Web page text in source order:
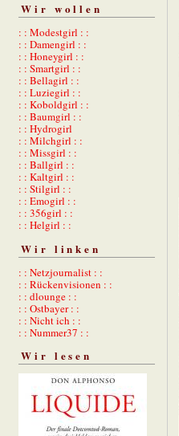
Wir wollen
: : Modestgirl : :
: : Damengirl : :
: : Honeygirl : :
: : Smartgirl : :
: : Bellagirl : :
: : Luziegirl : :
: : Koboldgirl : :
: : Baumgirl : :
: : Hydrogirl
: : Milchgirl : :
: : Missgirl : :
: : Ballgirl : :
: : Kaltgirl : :
: : Stilgirl : :
: : Emogirl : :
: : 356girl : :
: : Helgirl : :
Wir linken
: : Netzjournalist : :
: : Rückenvisionen : :
: : dlounge : :
: : Ostbayer : :
: : Nicht ich : :
: : Nummer37 : :
Wir lesen